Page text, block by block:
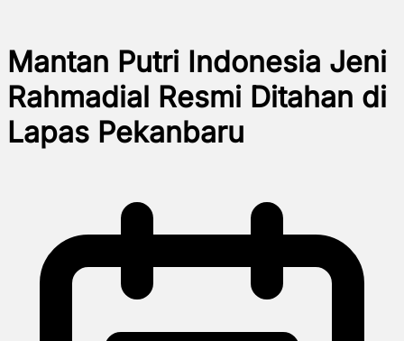
Mantan Putri Indonesia Jeni
Rahmadial Resmi Ditahan di
Lapas Pekanbaru